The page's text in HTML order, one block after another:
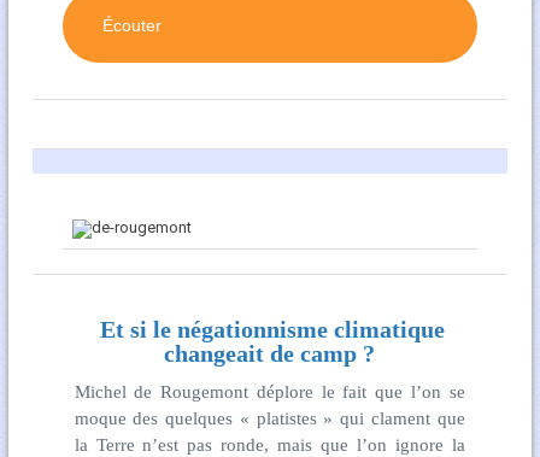
Écouter
Et si le négationnisme climatique
changeait de camp ?
Michel de Rougemont déplore le fait que l’on se
moque des quelques « platistes » qui clament que
la Terre n’est pas ronde, mais que l’on ignore la